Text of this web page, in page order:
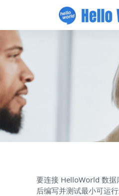
要连接 HelloWorld 数据
后编写并测试最小可运